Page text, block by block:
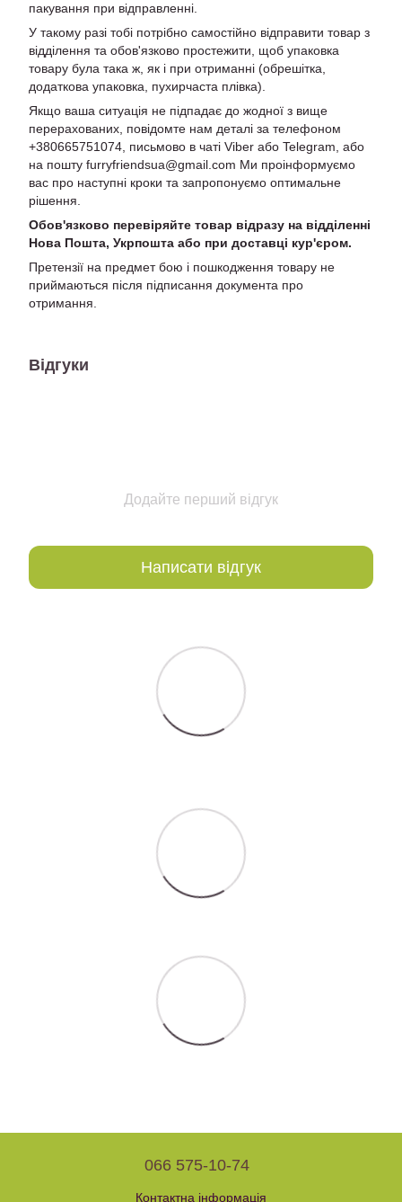
пакування при відправленні.
У такому разі тобі потрібно самостійно відправити товар з
відділення та обов'язково простежити, щоб упаковка
товару була така ж, як і при отриманні (обрешітка,
додаткова упаковка, пухирчаста плівка).
Якщо ваша ситуація не підпадає до жодної з вище
перерахованих, повідомте нам деталі за телефоном
+380665751074, письмово в чаті Viber або Telegram, або
на пошту furryfriendsua@gmail.com Ми проінформуємо
вас про наступні кроки та запропонуємо оптимальне
рішення.
Обов'язково перевіряйте товар відразу на відділенні
Нова Пошта, Укрпошта або при доставці кур'єром.
Претензії на предмет бою і пошкодження товару не
приймаються після підписання документа про
отримання.
Відгуки
Додайте перший відгук
Написати відгук
066 575-10-74
Контактна інформація